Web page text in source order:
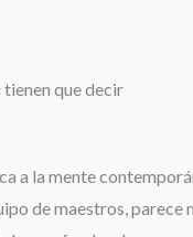
que decir
a la mente
de maestros, parece